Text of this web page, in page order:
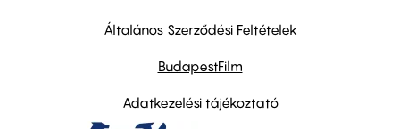
Általános Szerződési Feltételek
BudapestFilm
Adatkezelési tájékoztató